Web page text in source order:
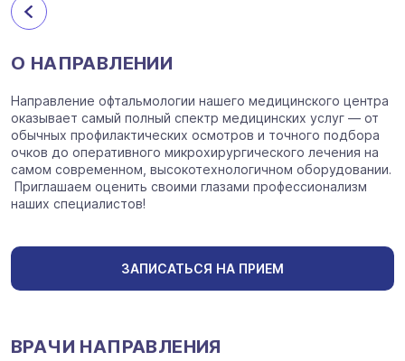
О НАПРАВЛЕНИИ
Направление офтальмологии нашего медицинского центра
оказывает самый полный спектр медицинских услуг — от
обычных профилактических осмотров и точного подбора
очков до оперативного микрохирургического лечения на
самом современном, высокотехнологичном оборудовании.
Приглашаем оценить своими глазами профессионализм
наших специалистов!
ЗАПИСАТЬСЯ НА ПРИЕМ
ВРАЧИ НАПРАВЛЕНИЯ